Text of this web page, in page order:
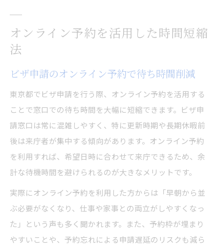
オンライン予約を活用した時間短縮
法
ビザ申請のオンライン予約で待ち時間削減
東京都でビザ申請を行う際、オンライン予約を活用する
ことで窓口での待ち時間を大幅に短縮できます。ビザ申
請窓口は常に混雑しやすく、特に更新時期や長期休暇前
後は来庁者が集中する傾向があります。オンライン予約
を利用すれば、希望日時に合わせて来庁できるため、余
計な待機時間を避けられるのが大きなメリットです。
実際にオンライン予約を利用した方からは「早朝から並
ぶ必要がなくなり、仕事や家事との両立がしやすくなっ
た」という声も多く聞かれます。また、予約枠が埋まり
やすいことや、予約忘れによる申請遅延のリスクも減ら